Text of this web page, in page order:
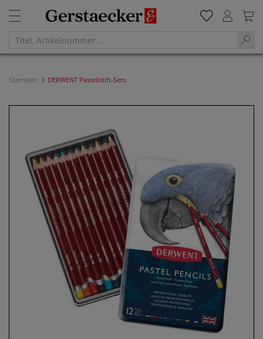
Startseite DERWENT Pastellstift-Sets